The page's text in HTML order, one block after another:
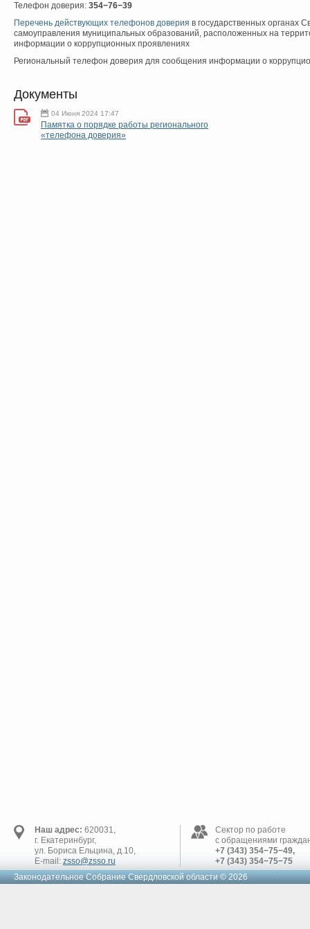
Телефон доверия: 354−76−39
Перечень действующих телефонов доверия в государственных органах
самоуправления муниципальных образований, расположенных на
информации о коррупционных проявлениях
Региональный телефон доверия для сообщения информации о
Документы
04 Июня 2024 17:47
Памятка о порядке работы регионального
«телефона доверия»
Наш адрес: 620031,
г. Екатеринбург,
ул. Бориса Ельцина, д.10,
E-mail: zsso@zsso.ru
Сектор по работе
с обращениями
+7 (343) 354−75−49,
+7 (343) 354−75−75
Законодательное Cобрание Свердловской области © 2026